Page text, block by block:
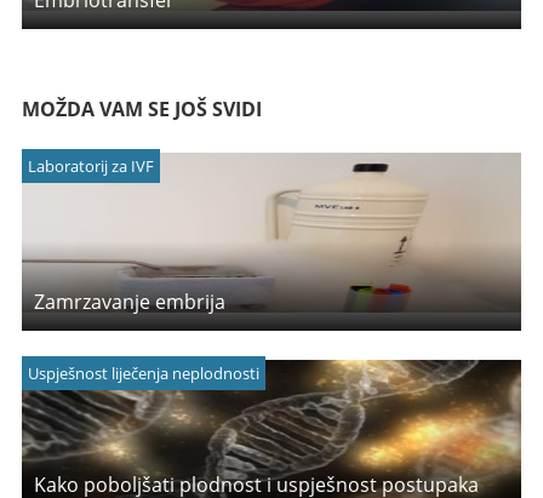
MOŽDA VAM SE JOŠ SVIDI
Laboratorij za IVF
Zamrzavanje embrija
Uspješnost liječenja neplodnosti
Kako poboljšati plodnost i uspješnost postupaka